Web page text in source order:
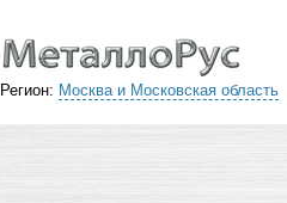
Регион: Москва и Московская область